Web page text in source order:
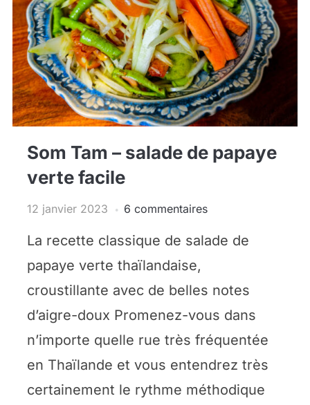
Som Tam – salade de papaye
verte facile
12 janvier 2023 6 commentaires
La recette classique de salade de
papaye verte thaïlandaise,
croustillante avec de belles notes
d’aigre-doux Promenez-vous dans
n’importe quelle rue très fréquentée
en Thaïlande et vous entendrez très
certainement le rythme méthodique